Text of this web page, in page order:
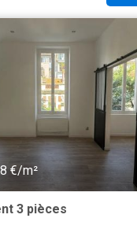
€/m²
3 pièces